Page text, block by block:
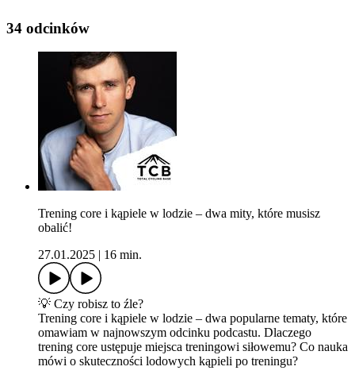
34 odcinków
Trening core i kąpiele w lodzie – dwa mity, które musisz
obalić!
27.01.2025
16 min.
💡 Czy robisz to źle?
Trening core i kąpiele w lodzie – dwa popularne tematy, które
omawiam w najnowszym odcinku podcastu. Dlaczego
trening core ustępuje miejsca treningowi siłowemu? Co nauka
mówi o skuteczności lodowych kąpieli po treningu?